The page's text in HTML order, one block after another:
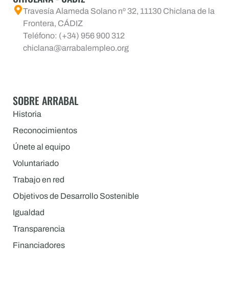
Travesía Alameda Solano nº 32, 11130 Chiclana de la
Frontera, CÁDIZ
Teléfono: (+34) 956 900 312
chiclana@arrabalempleo.org
SOBRE ARRABAL
Historia
Reconocimientos
Únete al equipo
Voluntariado
Trabajo en red
Objetivos de Desarrollo Sostenible
Igualdad
Transparencia
Financiadores